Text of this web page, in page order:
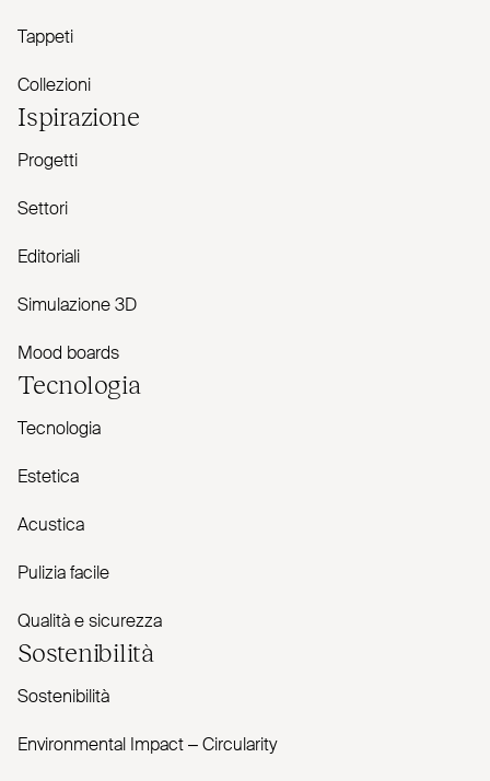
Tappeti
Collezioni
Ispirazione
Progetti
Settori
Editoriali
Simulazione 3D
Mood boards
Tecnologia
Tecnologia
Estetica
Acustica
Pulizia facile
Qualità e sicurezza
Sostenibilità
Sostenibilità
Envi­ronmental Impact – Cir­cularity